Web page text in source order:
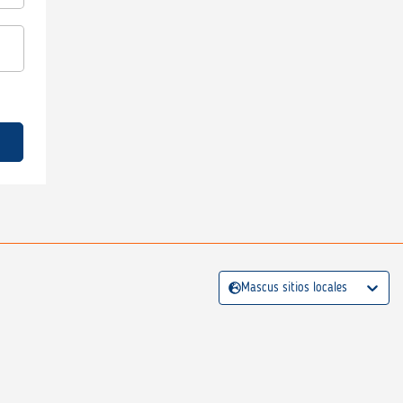
Mascus sitios locales